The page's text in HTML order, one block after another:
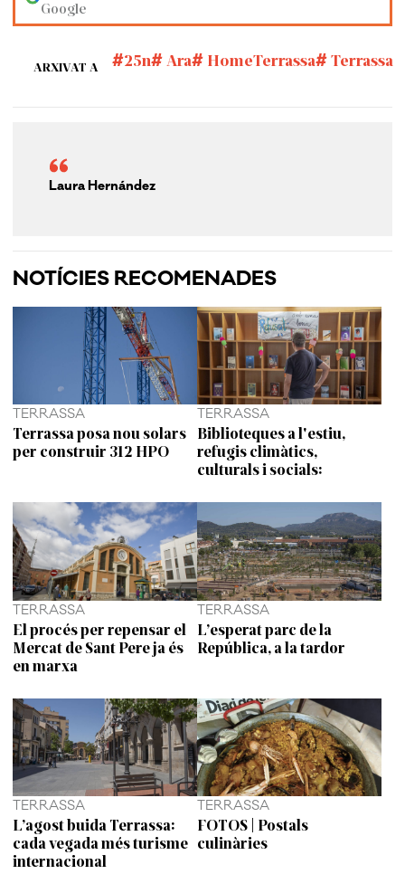
Google
ARXIVAT A 25n Ara HomeTerrassa Terrassa
Laura Hernández
NOTÍCIES RECOMENADES
TERRASSA
Terrassa posa nou solars
per construir 312 HPO
TERRASSA
Biblioteques a l'estiu,
refugis climàtics,
culturals i socials:
TERRASSA
El procés per repensar el
Mercat de Sant Pere ja és
en marxa
TERRASSA
L’esperat parc de la
República, a la tardor
TERRASSA
L’agost buida Terrassa:
cada vegada més turisme
internacional
TERRASSA
FOTOS | Postals
culinàries